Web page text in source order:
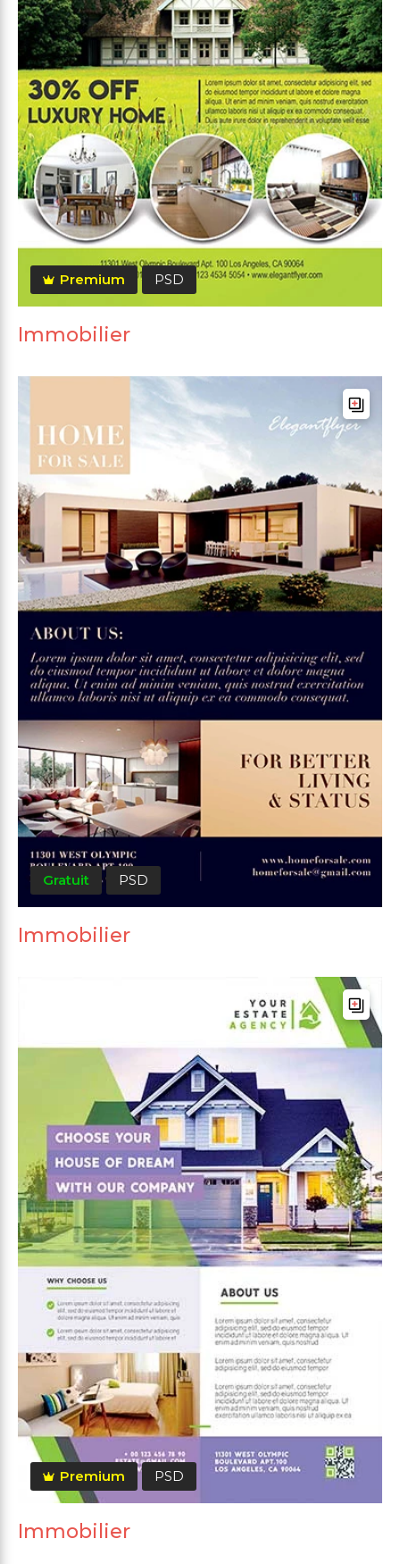
Premium PSD
Immobilier
Gratuit PSD
Immobilier
Premium PSD
Immobilier